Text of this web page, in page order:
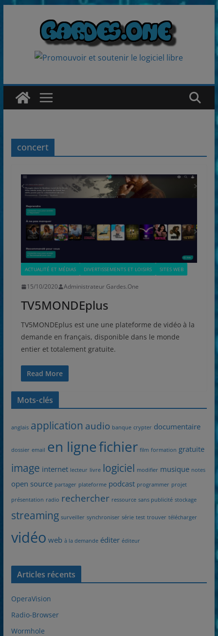
concert
ACTUALITÉ ET MÉDIAS DIVERTISSEMENTS ET LOISIRS SITES WEB
15/10/2020 Administrateur Gardes.One
TV5MONDEplus
TV5MONDEplus est une une plateforme de vidéo à la
demande en français, disponible dans le monde
entier et totalement gratuite.
Read More
Mots-clés
anglais application audio banque crypter documentaire
dossier email en lignefichier film formation gratuite
image internet lecteur livre logiciel modifier musique notes
open source partager plateforme podcast programmer projet
présentation radio rechercher ressource sans publicité stockage
streaming surveiller synchroniser série test trouver télécharger
vidéo web à la demande éditer éditeur
Articles récents
OperaVision
Radio-Browser
Wormhole